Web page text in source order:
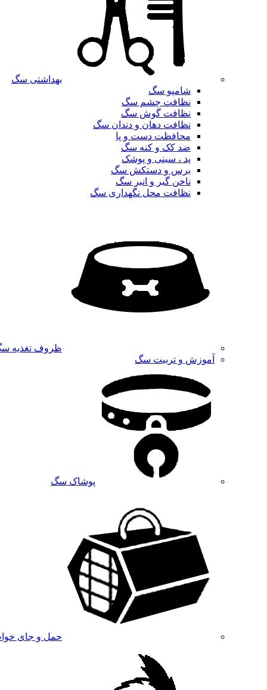
بهداشتی سگ
شامپو سگ
نظافت چشم سگ
نظافت گوش سگ
نظافت دهان و دندان سگ
محافظت دست و پا
ضد کک و کنه سگ
پد ، سینی و پوشک
برس و دستکش سگ
ناخن گیر و انبر سگ
نظافت محل نگهداری سگ
ظروف تغذیه
آموزش و تربیت سگ
پوشاک سگ
حمل و جای